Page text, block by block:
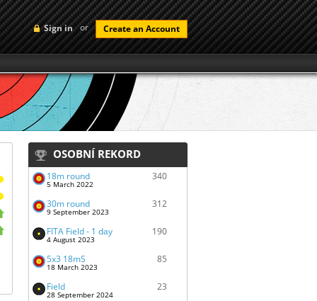
Sign in or Create an Account
OSOBNÍ REKORD
18m round
5 March 2022
340
30m round
9 September 2023
312
FITA Field - 1 day
4 August 2023
190
5x3 18mS
18 March 2023
85
Field
28 September 2024
23